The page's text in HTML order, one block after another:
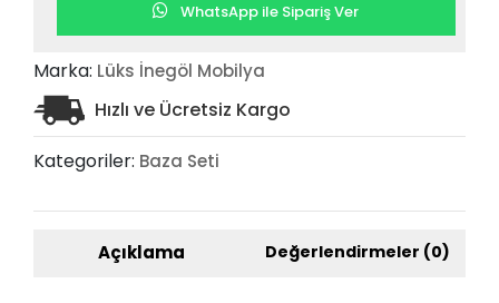
WhatsApp ile Sipariş Ver
Marka: Lüks İnegöl Mobilya
Hızlı ve Ücretsiz Kargo
Kategoriler: Baza Seti
Açıklama Değerlendirmeler (0)